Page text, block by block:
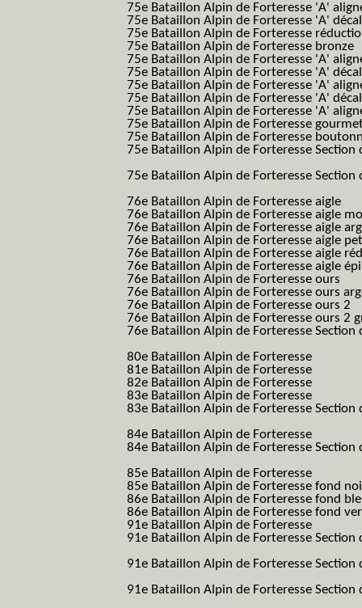
75e Bataillon Alpin de Forteresse 'A'
75e Bataillon Alpin de Forteresse 'A'
75e Bataillon Alpin de Forteresse
75e Bataillon Alpin de Forteresse bronze
75e Bataillon Alpin de Forteresse 'A'
75e Bataillon Alpin de Forteresse 'A'
75e Bataillon Alpin de Forteresse 'A'
75e Bataillon Alpin de Forteresse 'A'
75e Bataillon Alpin de Forteresse 'A'
75e Bataillon Alpin de Forteresse
75e Bataillon Alpin de Forteresse
75e Bataillon Alpin de Forteresse
75e Bataillon Alpin de Forteresse
76e Bataillon Alpin de Forteresse aigle
76e Bataillon Alpin de Forteresse aigle
76e Bataillon Alpin de Forteresse aigle
76e Bataillon Alpin de Forteresse aigle
76e Bataillon Alpin de Forteresse aigle
76e Bataillon Alpin de Forteresse aigle
76e Bataillon Alpin de Forteresse ours
76e Bataillon Alpin de Forteresse ours
76e Bataillon Alpin de Forteresse ours 2
76e Bataillon Alpin de Forteresse ours 2
76e Bataillon Alpin de Forteresse
80e Bataillon Alpin de Forteresse
81e Bataillon Alpin de Forteresse
82e Bataillon Alpin de Forteresse
83e Bataillon Alpin de Forteresse
83e Bataillon Alpin de Forteresse
84e Bataillon Alpin de Forteresse
84e Bataillon Alpin de Forteresse
85e Bataillon Alpin de Forteresse
85e Bataillon Alpin de Forteresse fond
86e Bataillon Alpin de Forteresse fond
86e Bataillon Alpin de Forteresse fond
91e Bataillon Alpin de Forteresse
91e Bataillon Alpin de Forteresse
91e Bataillon Alpin de Forteresse
91e Bataillon Alpin de Forteresse